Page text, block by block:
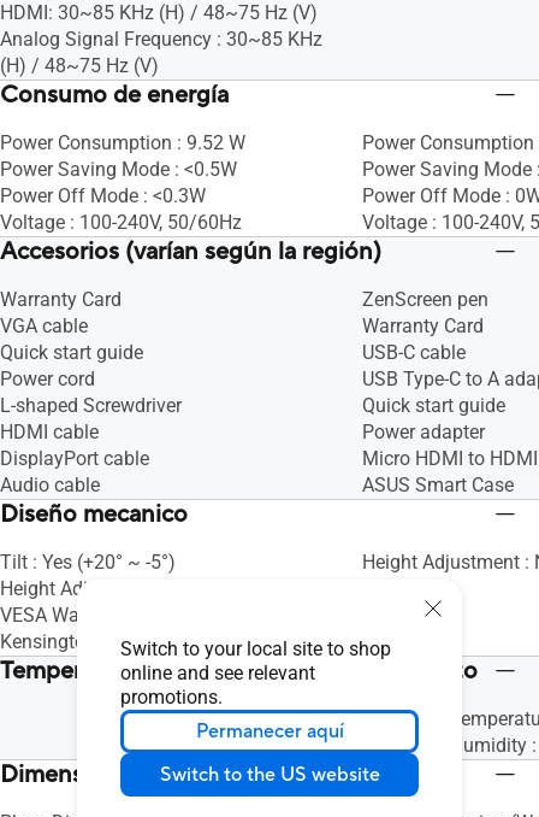
Switch to your local site to shop
online and see relevant
promotions.
Permanecer aquí
Switch to the US website
HDMI: 30~85 KHz (H) / 48~75 Hz (V)
Analog Signal Frequency : 30~85 KHz
(H) / 48~75 Hz (V)
Consumo de energía
Power Consumption : 9.52 W
Power Saving Mode : <0.5W
Power Off Mode : <0.3W
Voltage : 100-240V, 50/60Hz
Power Consumption
Power Saving Mode
Power Off Mode :
Voltage : 100-240V,
Accesorios (varían según la región)
Warranty Card
VGA cable
Quick start guide
Power cord
L-shaped Screwdriver
HDMI cable
DisplayPort cable
Audio cable
ZenScreen pen
Warranty Card
USB-C cable
USB Type-C to A
Quick start guide
Power adapter
Micro HDMI to
ASUS Smart Case
Diseño mecanico
Tilt : Yes (+20° ~ -5°)
Height Adjustment : No
VESA Wall Mounting : 100x100mm
Kensington Lock : Yes
Height Adjustment :
Temperatura / humedad de funcionamiento
Operation
Operation Humidity :
Dimensiones